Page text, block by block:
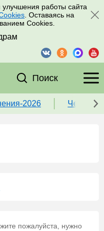
работы сайта
. Оставаясь на
Cookies.
Поиск
2026 Чек-
пожалуйста, нужно